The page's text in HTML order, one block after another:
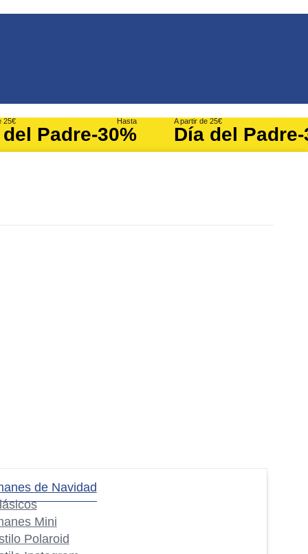
25€
Padre
Hasta
-30%
A partir de 25€
Día del Padre
de Navidad
Mini
Polaroid